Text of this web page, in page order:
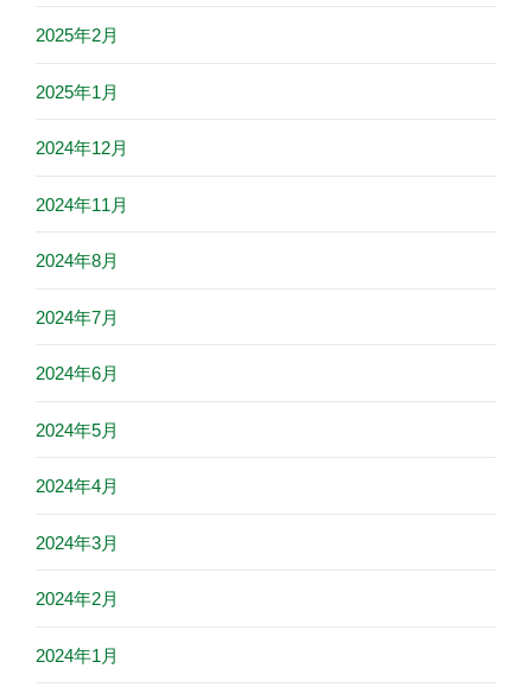
2025年2月
2025年1月
2024年12月
2024年11月
2024年8月
2024年7月
2024年6月
2024年5月
2024年4月
2024年3月
2024年2月
2024年1月